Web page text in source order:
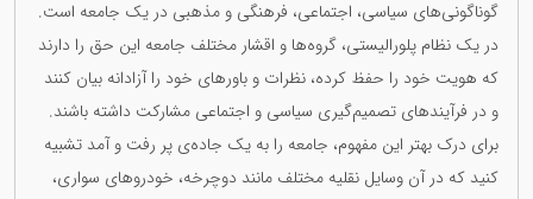
گوناگونی‌های سیاسی، اجتماعی، فرهنگی و مذهبی در یک جامعه است.
در یک نظام پلورالیستی، گروه‌ها و اقشار مختلف جامعه این حق را دارند
که هویت خود را حفظ کرده، نظرات و باورهای خود را آزادانه بیان کنند
و در فرآیندهای تصمیم‌گیری سیاسی و اجتماعی مشارکت داشته باشند.
برای درک بهتر این مفهوم، جامعه را به یک جاده‌ی پر رفت و آمد تشبیه
کنید که در آن وسایل نقلیه مختلف مانند دوچرخه، خودروهای سواری،